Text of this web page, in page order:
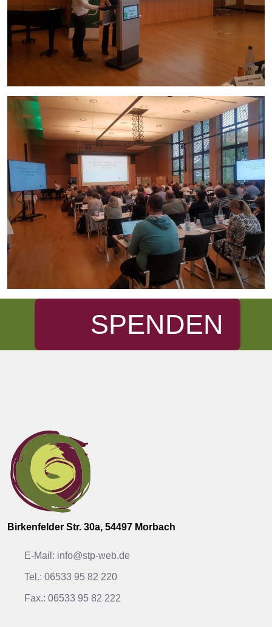
SPENDEN
Birkenfelder Str. 30a, 54497 Morbach
E-Mail: info@stp-web.de
Tel.: 06533 95 82 220
Fax.: 06533 95 82 222